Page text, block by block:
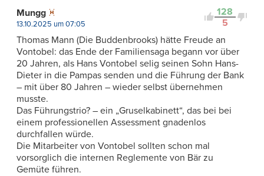
128
5
Mungg
13.10.2025 um 07:05
Thomas Mann (Die Buddenbrooks) hätte Freude an
Vontobel: das Ende der Familiensaga begann vor über
20 Jahren, als Hans Vontobel selig seinen Sohn Hans-
Dieter in die Pampas senden und die Führung der Bank
– mit über 80 Jahren – wieder selbst übernehmen
musste.
Das Führungstrio? – ein „Gruselkabinett“, das bei bei
einem professionellen Assessment gnadenlos
durchfallen würde.
Die Mitarbeiter von Vontobel sollten schon mal
vorsorglich die internen Reglemente von Bär zu
Gemüte führen.